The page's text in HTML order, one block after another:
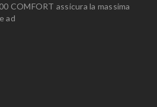
COMFORT assicura la massima
ad